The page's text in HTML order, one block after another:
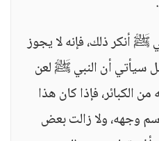
ﷺ أنكر ذلك، فإنه لا يجوز
سيأتي أن النبي ﷺ لعن
الكبائر، فإذا كان هذا
وجهه، ولا زالت بعض